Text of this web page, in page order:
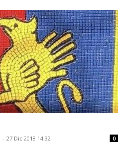
- 27 Dic 2018 14:32 0